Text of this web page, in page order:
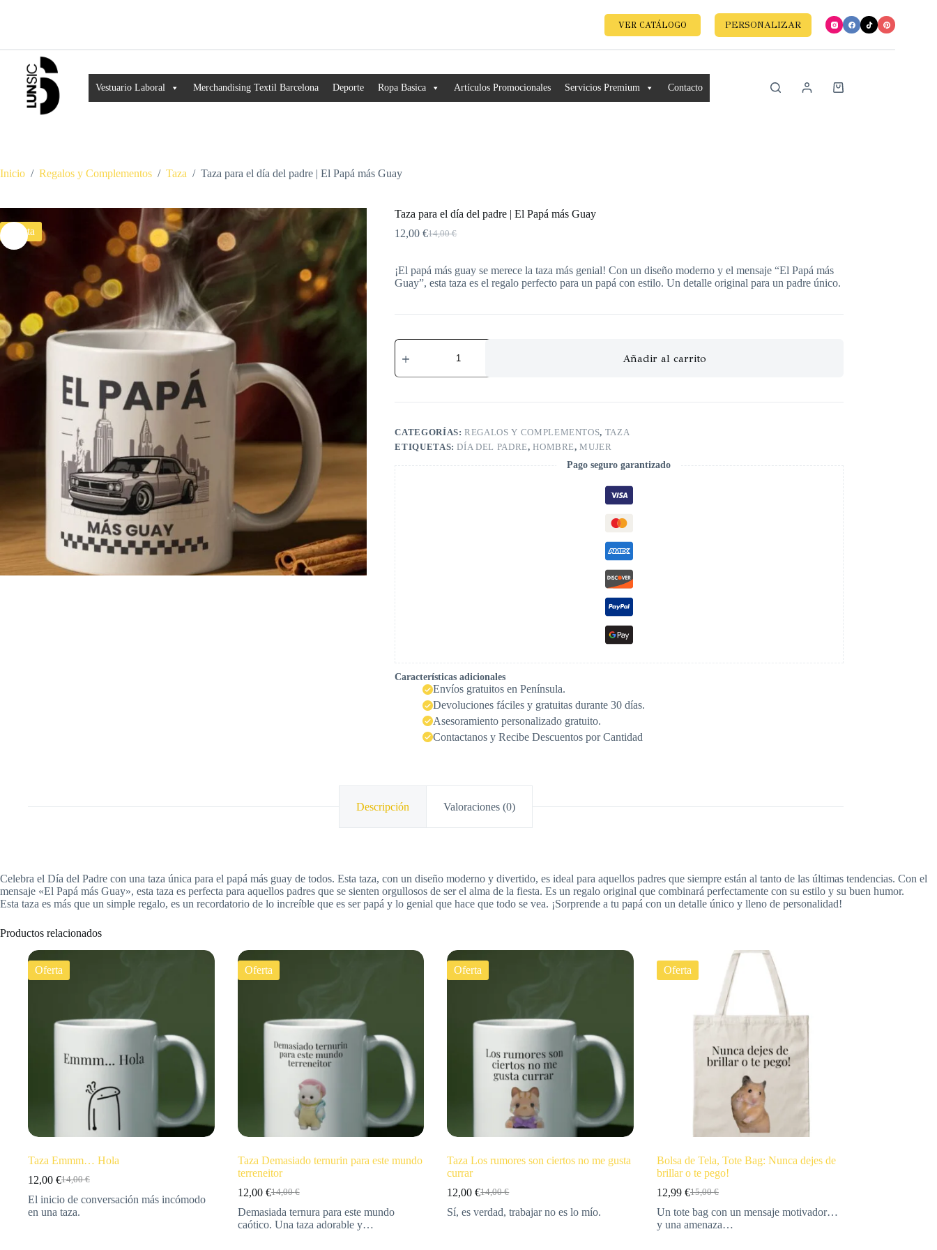
VER CATÁLOGO PERSONALIZAR
Vestuario Laboral Merchandising Textil Barcelona Deporte Ropa Basica Artículos Promocionales Servicios Premium Contacto
Inicio / Regalos y Complementos / Taza / Taza para el día del padre | El Papá más Guay
Oferta
Taza para el día del padre | El Papá más Guay
14,00€
12,00€
¡El papá más guay se merece la taza más genial! Con un diseño moderno y el mensaje “El Papá más
Guay”, esta taza es el regalo perfecto para un papá con estilo. Un detalle original para un padre único.
Añadir al carrito
CATEGORÍAS:REGALOS Y COMPLEMENTOS, TAZA
ETIQUETAS:DÍA DEL PADRE,HOMBRE,MUJER
Pago seguro garantizado
Características adicionales
Envíos gratuitos en Península.
Devoluciones fáciles y gratuitas durante 30 días.
Asesoramiento personalizado gratuito.
Contactanos y Recibe Descuentos por Cantidad
Descripción Valoraciones (0)
Celebra el Día del Padre con una taza única para el papá más guay de todos. Esta taza, con un diseño moderno y divertido, es ideal para aquellos padres que siempre están al tanto de las últimas tendencias. Con el
mensaje «El Papá más Guay», esta taza es perfecta para aquellos padres que se sienten orgullosos de ser el alma de la fiesta. Es un regalo original que combinará perfectamente con su estilo y su buen humor.
Esta taza es más que un simple regalo, es un recordatorio de lo increíble que es ser papá y lo genial que hace que todo se vea. ¡Sorprende a tu papá con un detalle único y lleno de personalidad!
Productos relacionados
Oferta
Taza Emmm… Hola
14,00€
12,00 €
El inicio de conversación más incómodo
en una taza.
Oferta
Taza Demasiado ternurin para este mundo
terreneitor
14,00€
12,00 €
Demasiada ternura para este mundo
caótico. Una taza adorable y…
Oferta
Taza Los rumores son ciertos no me gusta
currar
14,00€
12,00€
Sí, es verdad, trabajar no es lo mío.
Oferta
Bolsa de Tela, Tote Bag: Nunca dejes de
brillar o te pego!
15,00€
12,99 €
Un tote bag con un mensaje motivador…
y una amenaza…